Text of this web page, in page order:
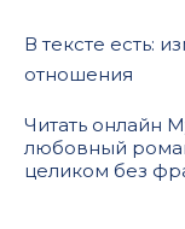
В тексте есть:
отношения
Читать онлайн
любовный
целиком без